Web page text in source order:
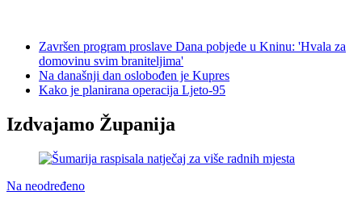
Završen program proslave Dana pobjede u Kninu: 'Hvala za
domovinu svim braniteljima'
Na današnji dan oslobođen je Kupres
Kako je planirana operacija Ljeto-95
Izdvajamo Županija
Na neodređeno